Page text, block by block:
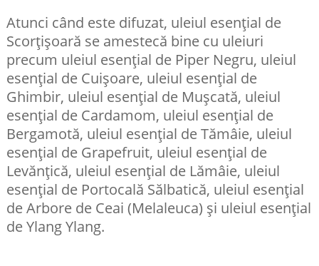
Atunci când este difuzat, uleiul esențial de
Scorțișoară se amestecă bine cu uleiuri
precum uleiul esențial de Piper Negru, uleiul
esențial de Cuișoare, uleiul esențial de
Ghimbir, uleiul esențial de Mușcată, uleiul
esențial de Cardamom, uleiul esențial de
Bergamotă, uleiul esențial de Tămâie, uleiul
esențial de Grapefruit, uleiul esențial de
Levănțică, uleiul esențial de Lămâie, uleiul
esențial de Portocală Sălbatică, uleiul esențial
de Arbore de Ceai (Melaleuca) și uleiul esențial
de Ylang Ylang.